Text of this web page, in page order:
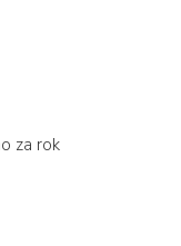
za rok